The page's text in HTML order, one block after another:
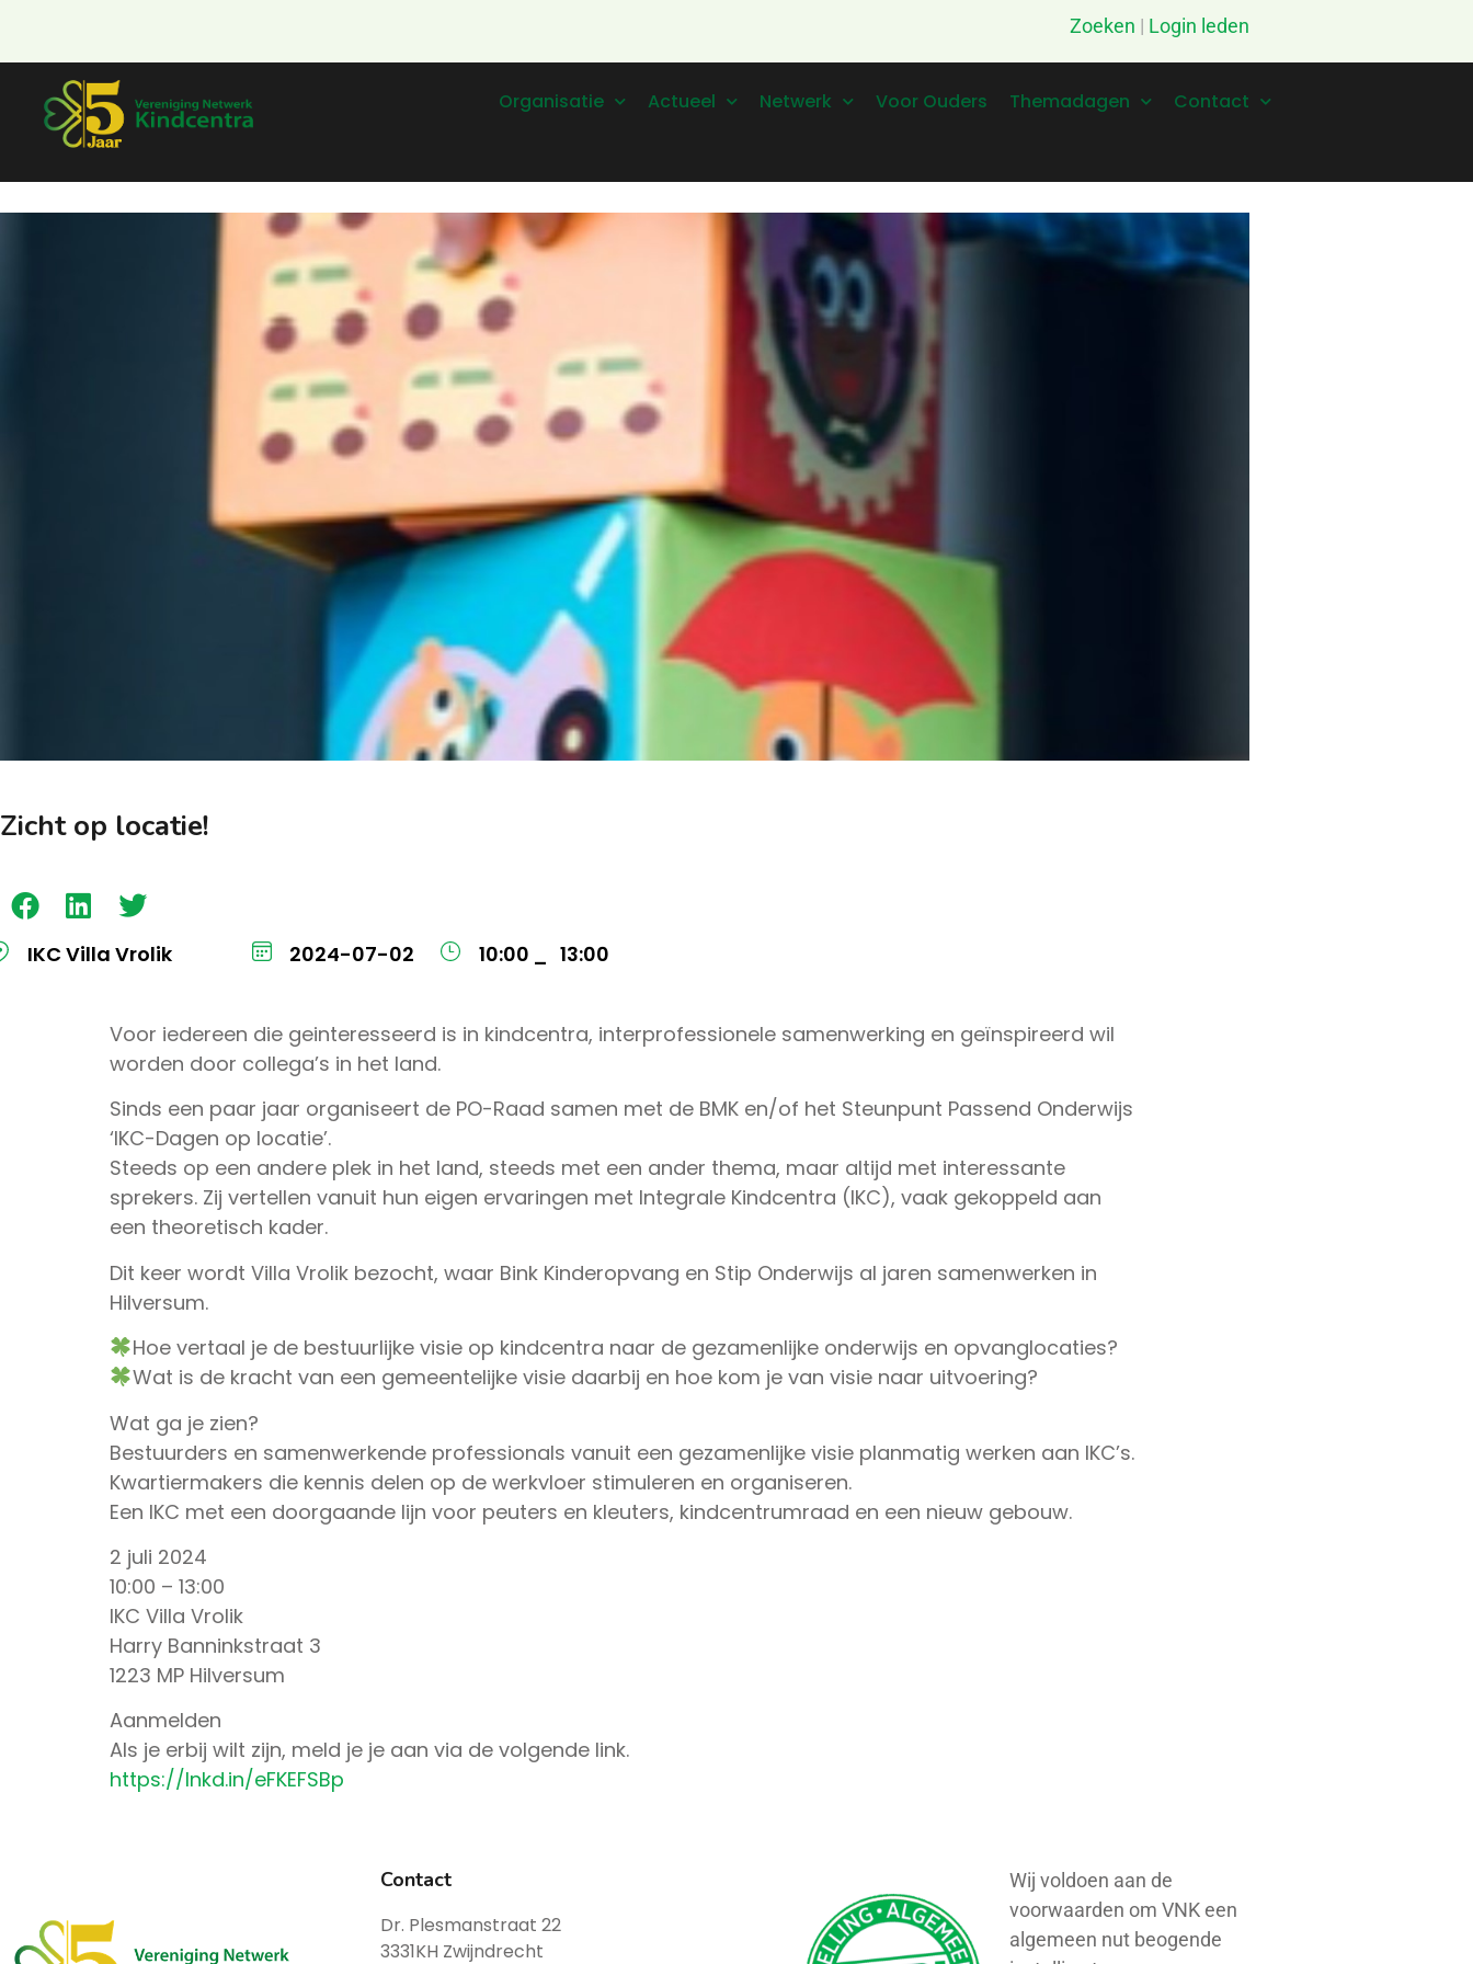
Zoeken | Login leden
Organisatie Actueel Netwerk Voor Ouders Themadagen Contact
Zicht op locatie!
IKC Villa Vrolik 2024-07-02 10:00 – 13:00
Voor iedereen die geinteresseerd is in kindcentra, interprofessionele samenwerking en geïnspireerd wil
worden door collega’s in het land.
Sinds een paar jaar organiseert de PO-Raad samen met de BMK en/of het Steunpunt Passend Onderwijs
‘IKC-Dagen op locatie’.
Steeds op een andere plek in het land, steeds met een ander thema, maar altijd met interessante
sprekers. Zij vertellen vanuit hun eigen ervaringen met Integrale Kindcentra (IKC), vaak gekoppeld aan
een theoretisch kader.
Dit keer wordt Villa Vrolik bezocht, waar Bink Kinderopvang en Stip Onderwijs al jaren samenwerken in
Hilversum.
Hoe vertaal je de bestuurlijke visie op kindcentra naar de gezamenlijke onderwijs en opvanglocaties?
Wat is de kracht van een gemeentelijke visie daarbij en hoe kom je van visie naar uitvoering?
Wat ga je zien?
Bestuurders en samenwerkende professionals vanuit een gezamenlijke visie planmatig werken aan IKC’s.
Kwartiermakers die kennis delen op de werkvloer stimuleren en organiseren.
Een IKC met een doorgaande lijn voor peuters en kleuters, kindcentrumraad en een nieuw gebouw.
2 juli 2024
10:00 – 13:00
IKC Villa Vrolik
Harry Banninkstraat 3
1223 MP Hilversum
Aanmelden
Als je erbij wilt zijn, meld je je aan via de volgende link.
https://lnkd.in/eFKEFSBp
Contact
Dr. Plesmanstraat 22
3331KH Zwijndrecht
Wij voldoen aan de
voorwaarden om VNK een
algemeen nut beogende